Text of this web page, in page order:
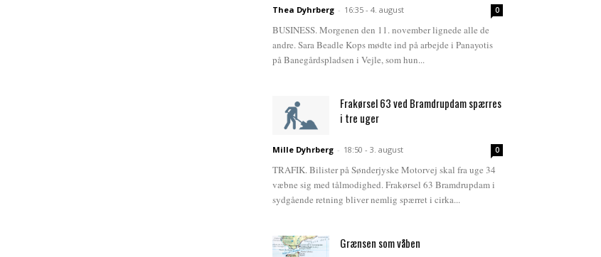
Thea Dyhrberg - 16:35 - 4. august 0
BUSINESS. Morgenen den 11. november lignede alle de
andre. Sara Beadle Kops mødte ind på arbejde i Panayotis
på Banegårdspladsen i Vejle, som hun...
Frakørsel 63 ved Bramdrupdam spærres
i tre uger
Mille Dyhrberg - 18:50 - 3. august 0
TRAFIK. Bilister på Sønderjyske Motorvej skal fra uge 34
væbne sig med tålmodighed. Frakørsel 63 Bramdrupdam i
sydgående retning bliver nemlig spærret i cirka...
Grænsen som våben